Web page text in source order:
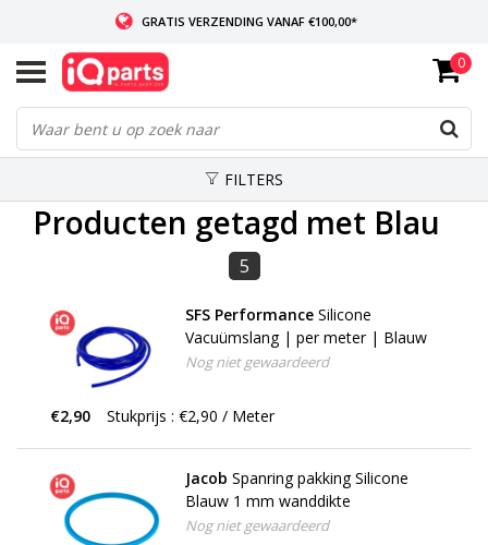
GRATIS VERZENDING VANAF €100,00*
INDIEN VOORRADIG: VOOR 14:00 BESTELD, ZELFDE DAG VERZONDEN
WERELDWIJDE LEVERING
0
FILTERS
Producten getagd met Blau
5
SFS Performance Silicone
Vacuümslang | per meter | Blauw
Nog niet gewaardeerd
€2,90 Stukprijs : €2,90 / Meter
Jacob Spanring pakking Silicone
Blauw 1 mm wanddikte
Nog niet gewaardeerd